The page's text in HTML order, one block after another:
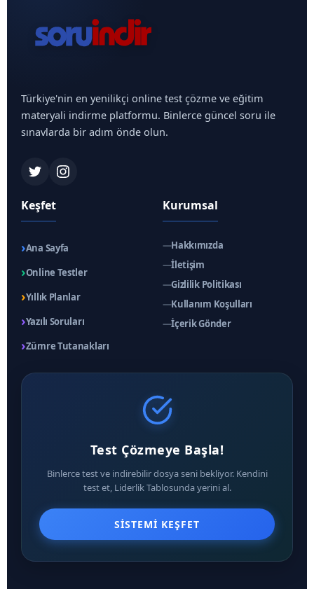
Türkiye'nin en yenilikçi online test çözme ve eğitim
materyali indirme platformu. Binlerce güncel soru ile
sınavlarda bir adım önde olun.
Keşfet
›Ana Sayfa
›Online Testler
›Yıllık Planlar
›Yazılı Soruları
›Zümre Tutanakları
Kurumsal
—Hakkımızda
—İletişim
—Gizlilik Politikası
—Kullanım Koşulları
—İçerik Gönder
Test Çözmeye Başla!
Binlerce test ve indirebilir dosya seni bekliyor. Kendini
test et, Liderlik Tablosunda yerini al.
SISTEMI KEŞFET